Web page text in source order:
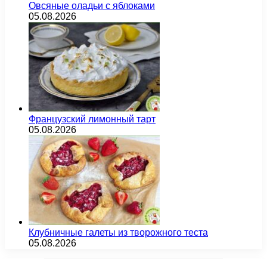
Овсяные оладьи с яблоками
05.08.2026
Французский лимонный тарт
05.08.2026
Клубничные галеты из творожного теста
05.08.2026